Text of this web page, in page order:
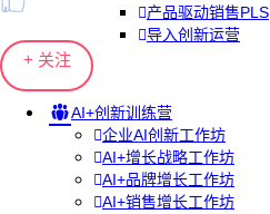
产品驱动销售PLS
导入创新运营
AI+创新训练营
企业AI创新工作坊
AI+增长战略工作坊
AI+品牌增长工作坊
AI+销售增长工作坊
+ 关注